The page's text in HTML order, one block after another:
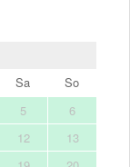
Sa
So
5
6
12
13